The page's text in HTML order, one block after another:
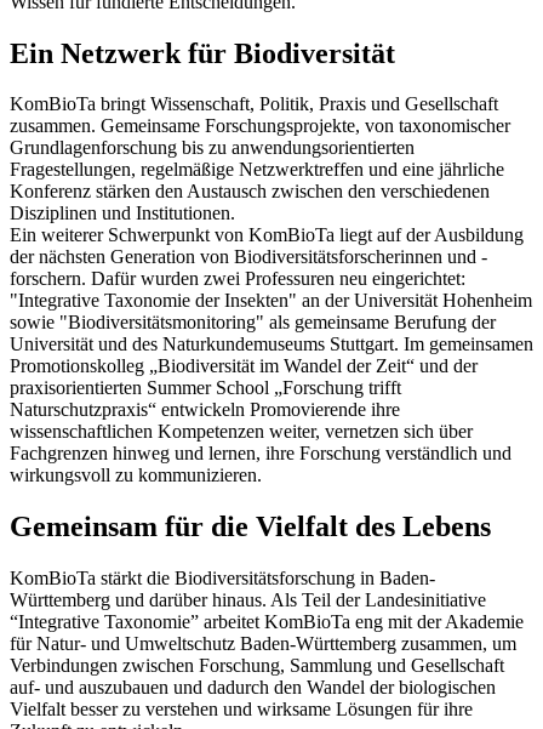
Ein Netzwerk für Biodiversität
KomBioTa bringt Wissenschaft, Politik, Praxis und Gesellschaft
zusammen. Gemeinsame Forschungsprojekte, von taxonomischer
Grundlagenforschung bis zu anwendungsorientierten
Fragestellungen, regelmäßige Netzwerktreffen und eine jährliche
Konferenz stärken den Austausch zwischen den verschiedenen
Disziplinen und Institutionen.
Ein weiterer Schwerpunkt von KomBioTa liegt auf der Ausbildung
der nächsten Generation von Biodiversitätsforscherinnen und -
forschern. Dafür wurden zwei Professuren neu eingerichtet:
"Integrative Taxonomie der Insekten" an der Universität Hohenheim
sowie "Biodiversitätsmonitoring" als gemeinsame Berufung der
Universität und des Naturkundemuseums Stuttgart. Im gemeinsamen
Promotionskolleg „Biodiversität im Wandel der Zeit“ und der
praxisorientierten Summer School „Forschung trifft
Naturschutzpraxis“ entwickeln Promovierende ihre
wissenschaftlichen Kompetenzen weiter, vernetzen sich über
Fachgrenzen hinweg und lernen, ihre Forschung verständlich und
wirkungsvoll zu kommunizieren.
Gemeinsam für die Vielfalt des Lebens
KomBioTa stärkt die Biodiversitätsforschung in Baden-
Württemberg und darüber hinaus. Als Teil der Landesinitiative
“Integrative Taxonomie” arbeitet KomBioTa eng mit der Akademie
für Natur- und Umweltschutz Baden-Württemberg zusammen, um
Verbindungen zwischen Forschung, Sammlung und Gesellschaft
auf- und auszubauen und dadurch den Wandel der biologischen
Vielfalt besser zu verstehen und wirksame Lösungen für ihre